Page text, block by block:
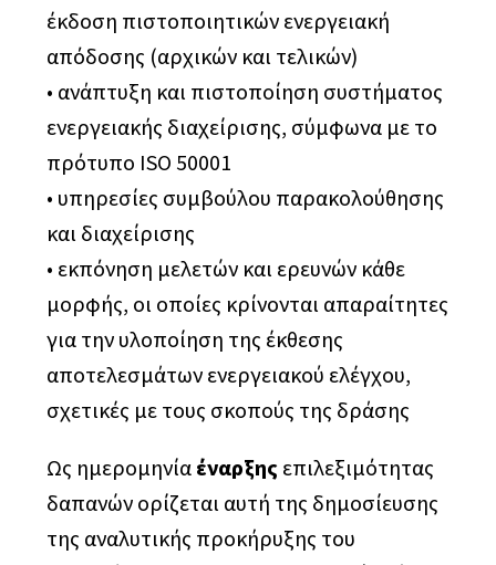
έκδοση πιστοποιητικών ενεργειακή
απόδοσης (αρχικών και τελικών)
• ανάπτυξη και πιστοποίηση συστήματος
ενεργειακής διαχείρισης, σύμφωνα με το
πρότυπο ISO 50001
• υπηρεσίες συμβούλου παρακολούθησης
και διαχείρισης
• εκπόνηση μελετών και ερευνών κάθε
μορφής, οι οποίες κρίνονται απαραίτητες
για την υλοποίηση της έκθεσης
αποτελεσμάτων ενεργειακού ελέγχου,
σχετικές με τους σκοπούς της δράσης
Ως ημερομηνία έναρξης επιλεξιμότητας
δαπανών ορίζεται αυτή της δημοσίευσης
της αναλυτικής προκήρυξης του